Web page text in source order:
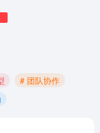
# 团队协作